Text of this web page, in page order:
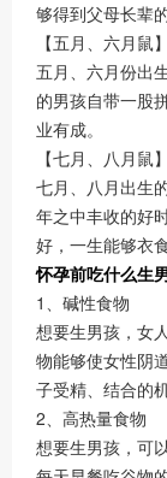
够得到父母长辈
【五月、六月鼠】
五月、六月份出
的男孩自带一股
业有成。
【七月、八月鼠】
七月、八月出生
年之中丰收的好
好，一生能够衣
怀孕前吃什么生
1、碱性食物
想要生男孩，女
物能够使女性阴
子受精、结合的机
2、高热量食物
想要生男孩，可